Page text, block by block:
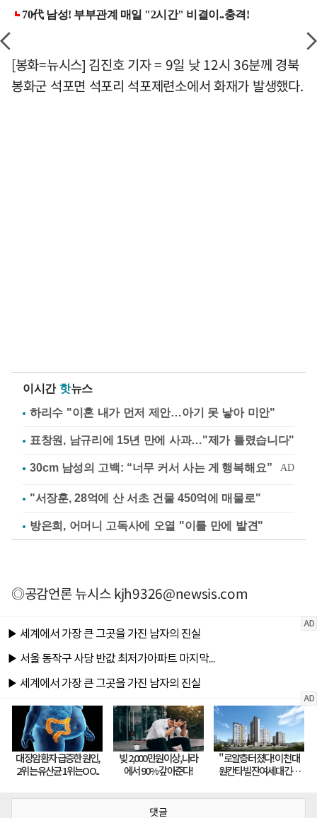
[봉화=뉴시스] 김진호 기자 = 9일 낮 12시 36분께 경북
봉화군 석포면 석포리 석포제련소에서 화재가 발생했다.
이시간 핫뉴스
하리수 "이혼 내가 먼저 제안…아기 못 낳아 미안"
표창원, 남규리에 15년 만에 사과…"제가 틀렸습니다"
"서장훈, 28억에 산 서초 건물 450억에 매물로"
방은희, 어머니 고독사에 오열 "이틀 만에 발견"
◎공감언론 뉴시스kjh9326@newsis.com
댓글